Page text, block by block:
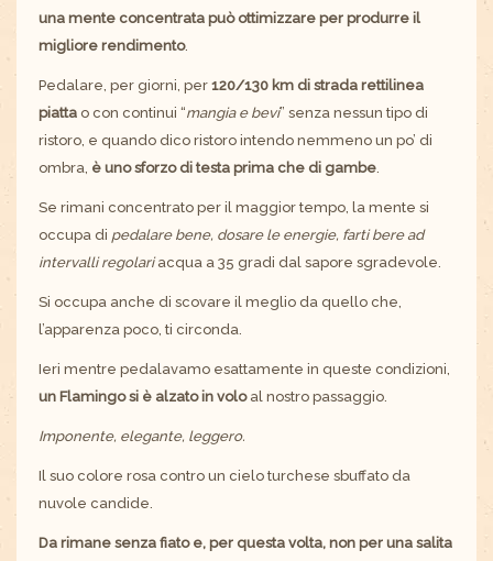
una mente concentrata può ottimizzare per produrre il
migliore rendimento.
Pedalare, per giorni, per 120/130 km di strada rettilinea
piatta o con continui “mangia e bevi” senza nessun tipo di
ristoro, e quando dico ristoro intendo nemmeno un po’ di
ombra, è uno sforzo di testa prima che di gambe
Se rimani concentrato per il maggior tempo, la mente si
occupa di pedalare bene, dosare le energie, farti bere ad
intervalli regolariacqua a 35 gradi dal sapore sgradevole.
Si occupa anche di scovare il meglio da quello che,
l’apparenza poco, ti circonda.
Ieri mentre pedalavamo esattamente in queste condizioni,
un Flamingo si è alzato in voloal nostro passaggio.
Imponente, elegante, leggero.
Il suo colore rosa contro un cielo turchese sbuffato da
nuvole candide.
Da rimane senza fiato e, per questa volta, non per una salita